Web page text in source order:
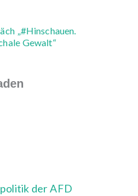
„#Hinschauen.
Gewalt“
der AFD